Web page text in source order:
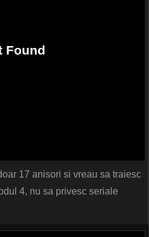
17 anisori si vreau sa traiesc
4, nu sa privesc seriale